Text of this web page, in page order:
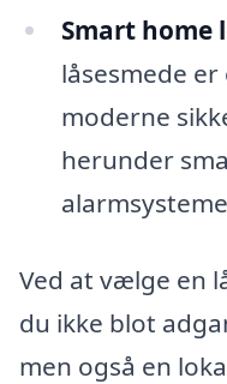
Smart home
låsesmede
moderne
herunder
Ved at vælge en
du ikke blot
men også en